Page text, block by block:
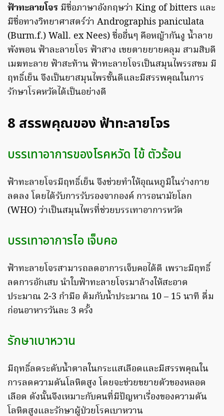
ฟ้าทะลายโจร มีชื่อภาษาอังกฤษว่า King of bitters และ
มีชื่อทางวิทยาศาสตร์ว่า Andrographis paniculata
(Burm.f.) Wall. ex Nees) ชื่ออื่นๆ คือหญ้ากันงู น้ำลาย
พังพอน ฟ้าละลายโจร ฟ้าสาง เขยตายยายคลุม สามสิบดี
เมฆทะลาย ฟ้าสะท้าน ฟ้าทะลายโจรเป็นสมุนไพรรสขม มี
ฤทธิ์เย็น จึงเป็นยาสมุนไพรชั้นดีและมีสรรพคุณในการ
รักษาโรคหวัดได้เป็นอย่างดี
8 สรรพคุณของ ฟ้าทะลายโจร
บรรเทาอาการของโรคหวัด ไข้ ตัวร้อน
ฟ้าทะลายโจรมีฤทธิ์เย็น จึงช่วยทำให้อุณหภูมิในร่างกาย
ลดลง โดยได้รับการรับรองจากองค์ การอนามัยโลก
(WHO) ว่าเป็นสมุนไพรที่ช่วยบรรเทาอาการหวัด
บรรเทาอาการไอ เจ็บคอ
ฟ้าทะลายโจรสามารถลดอาการเจ็บคอได้ดี เพราะมีฤทธิ์
ลดการอักเสบ นำใบฟ้าทะลายโจรมาล้างให้สะอาด
ประมาณ 2-3 กำมือ ต้มกับน้ำประมาณ 10 – 15 นาที ดื่ม
ก่อนอาหารวันละ 3 ครั้ง
รักษาเบาหวาน
มีฤทธิ์ลดระดับน้ำตาลในกระแสเลือดและมีสรรพคุณใน
การลดความดันโลหิตสูง โดยจะช่วยขยายตัวของหลอด
เลือด ดังนั้นจึงเหมาะกับคนที่มีปัญหาเรื่องของความดัน
โลหิตสูงและรักษาผู้ป่วยโรคเบาหวาน